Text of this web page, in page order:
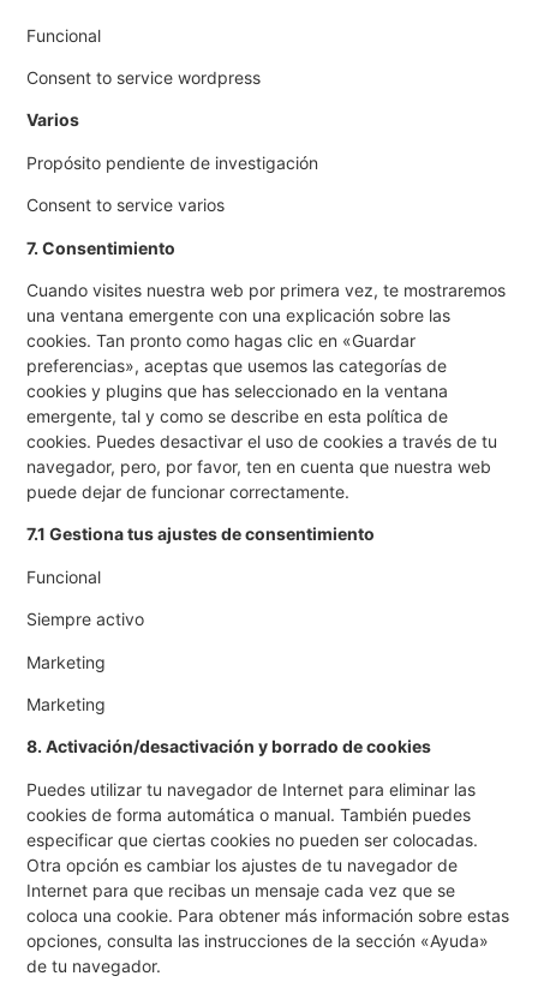
Funcional
Consent to service wordpress
Varios
Propósito pendiente de investigación
Consent to service varios
7. Consentimiento
Cuando visites nuestra web por primera vez, te mostraremos
una ventana emergente con una explicación sobre las
cookies. Tan pronto como hagas clic en «Guardar
preferencias», aceptas que usemos las categorías de
cookies y plugins que has seleccionado en la ventana
emergente, tal y como se describe en esta política de
cookies. Puedes desactivar el uso de cookies a través de tu
navegador, pero, por favor, ten en cuenta que nuestra web
puede dejar de funcionar correctamente.
7.1 Gestiona tus ajustes de consentimiento
Funcional
Siempre activo
Marketing
Marketing
8. Activación/desactivación y borrado de cookies
Puedes utilizar tu navegador de Internet para eliminar las
cookies de forma automática o manual. También puedes
especificar que ciertas cookies no pueden ser colocadas.
Otra opción es cambiar los ajustes de tu navegador de
Internet para que recibas un mensaje cada vez que se
coloca una cookie. Para obtener más información sobre estas
opciones, consulta las instrucciones de la sección «Ayuda»
de tu navegador.